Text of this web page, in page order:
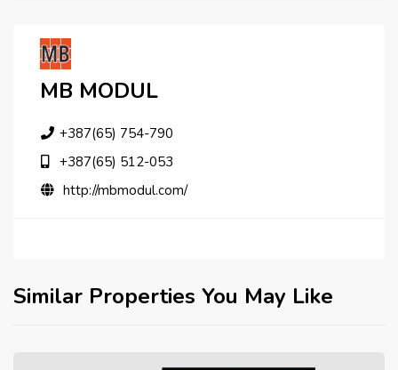
MB MODUL
+387(65) 754-790
+387(65) 512-053
http://mbmodul.com/
Similar Properties You May Like